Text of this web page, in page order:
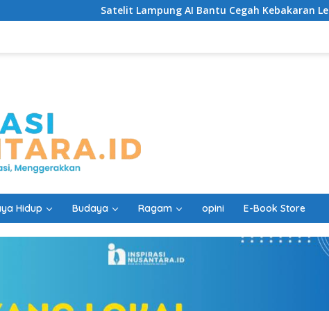
Satelit Lampung AI Bantu Cegah Kebakaran Lebih Cepat
Hidup Budaya Ragam opini E-Book Store